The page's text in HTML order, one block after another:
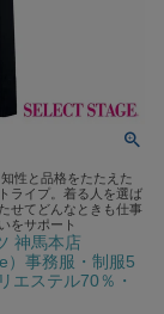
性と品格をたたえた
ライプ。着る人を選ば
せてどんなときも仕事
をサポート
神馬本店
）事務服・制服5
エステル70％・